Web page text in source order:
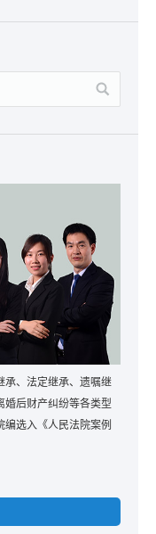
承、法定继承、遗嘱继
婚后财产纠纷等各类型
选入《人民法院案例